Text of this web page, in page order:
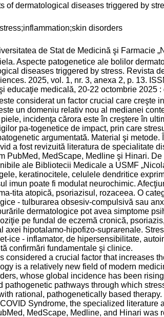
of dermatological diseases triggered by
disorders
de Stat de Medicină şi Farmacie
Aspecte patogenetice ale bolilor
diseases triggered by stress. Revista
2025, vol. 1, nr. 3, anexa 2, p. 13.
educaţie medicală, 20-22 octombrie 2025
considerat un factor crucial care creşte
un domeniu relativ nou al medianei
incidenţa cărora este în creştere în
pa-togenetice de impact, prin care
argumentată. Material şi
a fost revizuită literatura de specialitate
PubMed, MedScape, Medline şi Hinari.
ale Bibliotecii Medicale a USMF
keratinocitele, celulele dendritice
imun poate fi modulat neurochimic.
tita atopică, psoriazisul, rozaceea. O
- tulburarea obsesiv-compulsivă sau
dermatologice pot avea simptome
pe fundal de eczemă cronică,
axei hipotalamo-hipofizo-suprarenale.
ice - inflamator, de hipersensibilitate,
confirmări fundamentale şi clinice.
considered a crucial factor that increases
is a relatively new field of modern
whose global incidence has been
pathogenetic pathways through which
rational, pathogenetically based
Syndrome, the specialized literature
MedScape, Medline, and Hinari was